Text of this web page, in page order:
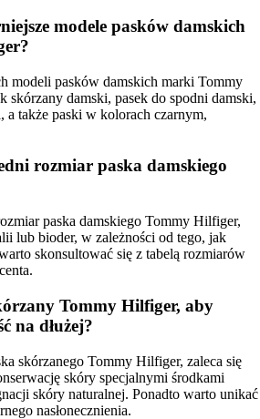
modele pasków damskich
modeli pasków damskich marki Tommy
skórzany damski, pasek do spodni damski,
a także paski w kolorach czarnym,
rozmiar paska damskiego
paska damskiego Tommy Hilfiger,
lub bioder, w zależności od tego, jak
skonsultować się z tabelą rozmiarów
Tommy Hilfiger, aby
na dłużej?
skórzanego Tommy Hilfiger, zaleca się
skóry specjalnymi środkami
skóry naturalnej. Ponadto warto unikać
nasłonecznienia.